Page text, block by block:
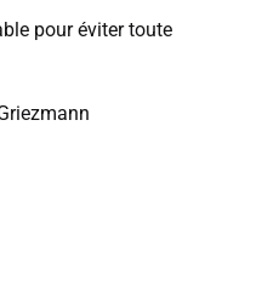
pour éviter toute